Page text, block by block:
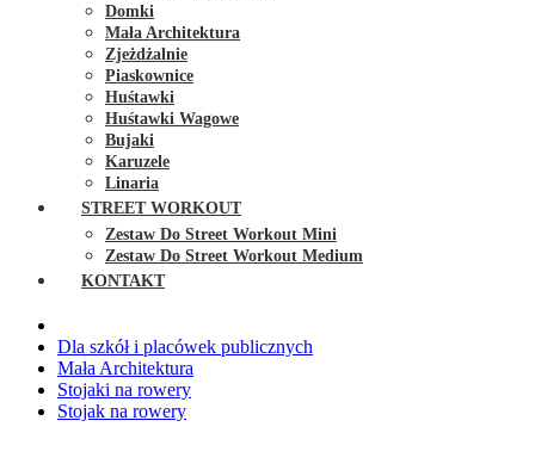
Domki
Mała Architektura
Zjeżdżalnie
Piaskownice
Huśtawki
Huśtawki Wagowe
Bujaki
Karuzele
Linaria
STREET WORKOUT
Zestaw Do Street Workout Mini
Zestaw Do Street Workout Medium
KONTAKT
Dla szkół i placówek publicznych
Mała Architektura
Stojaki na rowery
Stojak na rowery